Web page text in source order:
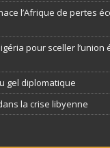
l’Afrique de pertes
pour sceller l’union
gel diplomatique
la crise libyenne